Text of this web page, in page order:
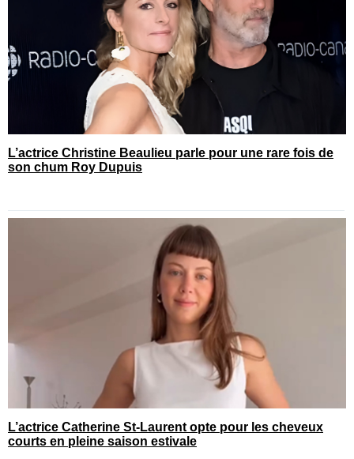
L’actrice Christine Beaulieu parle pour une rare fois de
son chum Roy Dupuis
L’actrice Catherine St-Laurent opte pour les cheveux
courts en pleine saison estivale